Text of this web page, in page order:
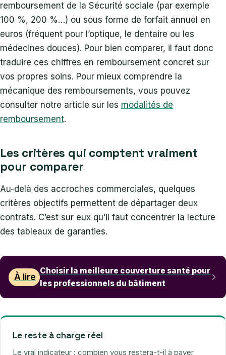
remboursement de la Sécurité sociale (par exemple
100 %, 200 %…) ou sous forme de forfait annuel en
euros (fréquent pour l’optique, le dentaire ou les
médecines douces). Pour bien comparer, il faut donc
traduire ces chiffres en remboursement concret sur
vos propres soins. Pour mieux comprendre la
mécanique des remboursements, vous pouvez
consulter notre article sur les modalités de
remboursement.
Les critères qui comptent vraiment
pour comparer
Au-delà des accroches commerciales, quelques
critères objectifs permettent de départager deux
contrats. C’est sur eux qu’il faut concentrer la lecture
des tableaux de garanties.
À lire
Choisir la meilleure couverture santé pour
les professionnels du bâtiment
Le reste à charge réel
Le vrai indicateur : combien vous restera-t-il à payer